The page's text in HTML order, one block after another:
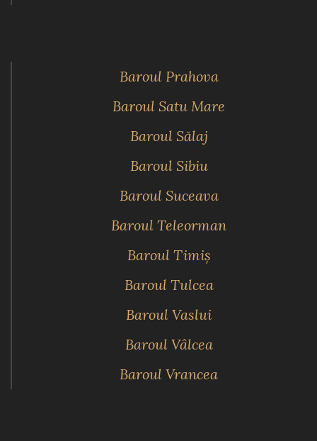
Baroul Prahova
Baroul Satu Mare
Baroul Sălaj
Baroul Sibiu
Baroul Suceava
Baroul Teleorman
Baroul Timiş
Baroul Tulcea
Baroul Vaslui
Baroul Vâlcea
Baroul Vrancea